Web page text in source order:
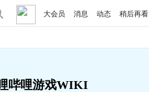
大会员 消息 动态 稍后再看
哔哩游戏WIKI